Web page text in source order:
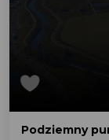
Podziemny